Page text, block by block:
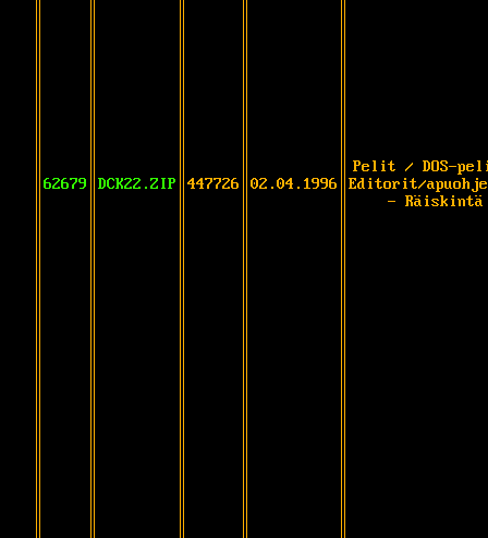
62679 DCK22.ZIP 447726 02.04.1996
Pelit / DOS-
Editorit/
- Räiskintä